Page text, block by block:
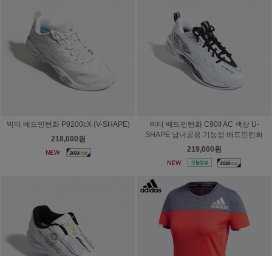
빅터 배드민턴화 P9200cX (V-SHAPE)
218,000원
빅터 배드민턴화 C90II AC 색상 U-
SHAPE 남녀공용 기능성 배드민턴화
219,000원